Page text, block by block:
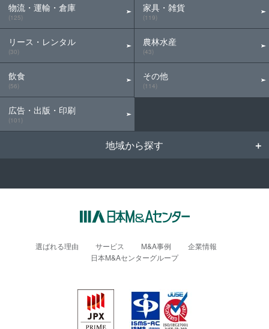
物流・運輸・倉庫
(125)
リース・レンタル
(30)
飲食
(56)
広告・出版・印刷
(101)
家具・雑貨
(119)
農林水産
(43)
その他
(114)
地域から探す
選ばれる理由 サービス M&A事例
企業情報
日本M&Aセンターグループ